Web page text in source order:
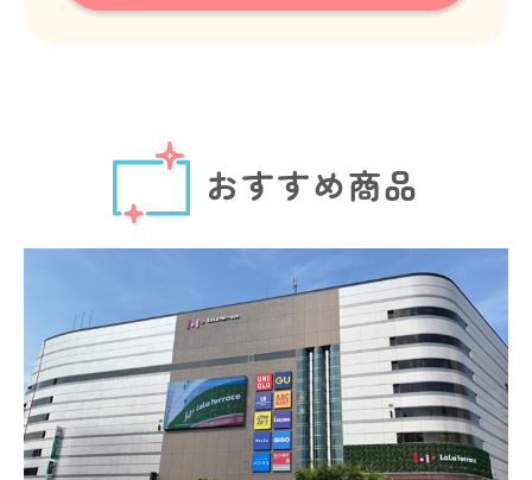
おすすめ商品